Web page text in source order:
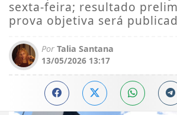
sexta-feira; resultado
prova objetiva será
Por Talia Santana
13/05/2026 13:17